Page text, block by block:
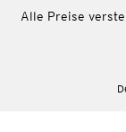
Alle Preise